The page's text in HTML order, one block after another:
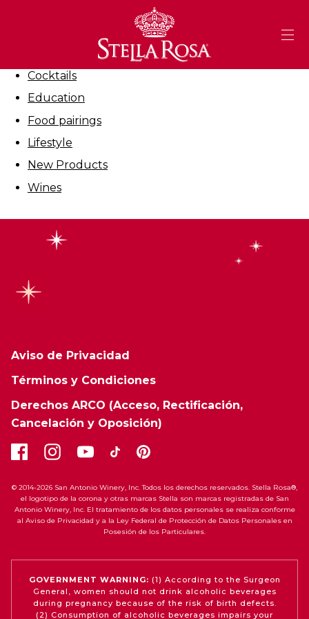
Cocktails
Education
Food pairings
Lifestyle
New Products
Wines
Aviso de Privacidad
Términos y Condiciones
Derechos ARCO (Acceso, Rectificación,
Cancelación y Oposición)
© 2014-2026 San Antonio Winery, Inc. Todos los derechos reservados. Stella Rosa®,
el logotipo de la corona y otras marcas Stella son marcas registradas de San
Antonio Winery, Inc. El tratamiento de los datos personales se realiza conforme
al Aviso de Privacidad y a la Ley Federal de Protección de Datos Personales en
Posesión de los Particulares.
GOVERNMENT WARNING: (1) According to the Surgeon
General, women should not drink alcoholic beverages
during pregnancy because of the risk of birth defects.
(2) Consumption of alcoholic beverages impairs your